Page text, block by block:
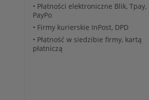
• Płatności elektroniczne Blik, Tpay,
PayPo
• Firmy kurierskie InPost, DPD
• Płatność w siedzibie firmy, kartą
płatniczą